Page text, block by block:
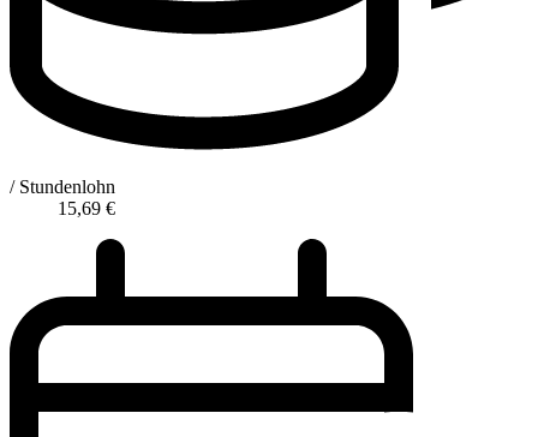
/ Stundenlohn
15,69 €